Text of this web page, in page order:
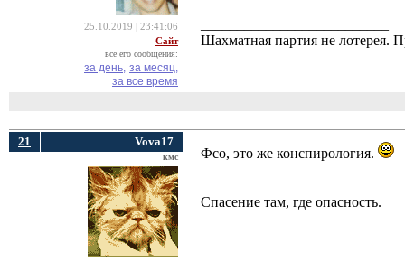
25.10.2019 | 23:41:06
Сайт
все его сообщения:
за день, за месяц,
за все время
Шахматная партия не
21 Vova17
кмс Фсо, это же конспирология.
Спасение там, где опасность.